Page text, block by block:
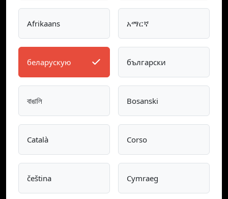
Afrikaans አማርኛ
беларускую български
বাঙালি Bosanski
Català Corso
čeština Cymraeg